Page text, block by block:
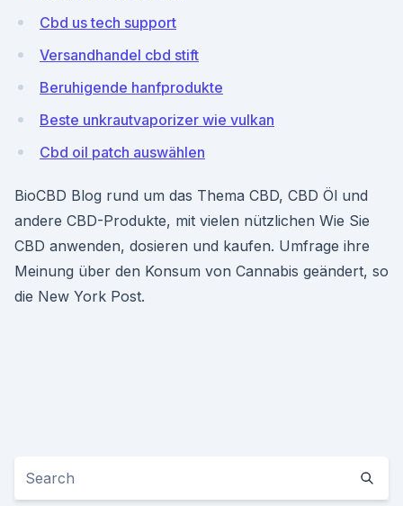
Cbd us tech support
Versandhandel cbd stift
Beruhigende hanfprodukte
Beste unkrautvaporizer wie vulkan
Cbd oil patch auswählen
BioCBD Blog rund um das Thema CBD, CBD Öl und
andere CBD-Produkte, mit vielen nützlichen Wie Sie
CBD anwenden, dosieren und kaufen. Umfrage ihre
Meinung über den Konsum von Cannabis geändert, so
die New York Post.